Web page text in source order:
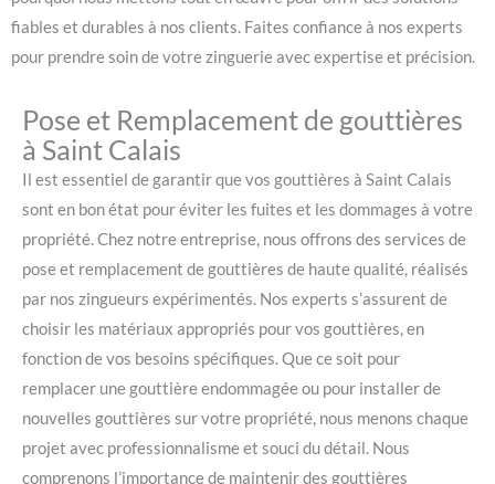
fiables et durables à nos clients. Faites confiance à nos experts
pour prendre soin de votre zinguerie avec expertise et précision.
Pose et Remplacement de gouttières
à Saint Calais
Il est essentiel de garantir que vos gouttières à Saint Calais
sont en bon état pour éviter les fuites et les dommages à votre
propriété. Chez notre entreprise, nous offrons des services de
pose et remplacement de gouttières de haute qualité, réalisés
par nos zingueurs expérimentés. Nos experts s’assurent de
choisir les matériaux appropriés pour vos gouttières, en
fonction de vos besoins spécifiques. Que ce soit pour
remplacer une gouttière endommagée ou pour installer de
nouvelles gouttières sur votre propriété, nous menons chaque
projet avec professionnalisme et souci du détail. Nous
comprenons l’importance de maintenir des gouttières